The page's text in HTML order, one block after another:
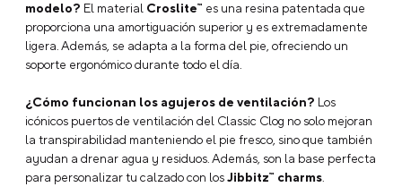
modelo? El material Croslite™ es una resina patentada que
proporciona una amortiguación superior y es extremadamente
ligera. Además, se adapta a la forma del pie, ofreciendo un
soporte ergonómico durante todo el día.
¿Cómo funcionan los agujeros de ventilación? Los
icónicos puertos de ventilación del Classic Clog no solo mejoran
la transpirabilidad manteniendo el pie fresco, sino que también
ayudan a drenar agua y residuos. Además, son la base perfecta
para personalizar tu calzado con losJibbitz™ charms.